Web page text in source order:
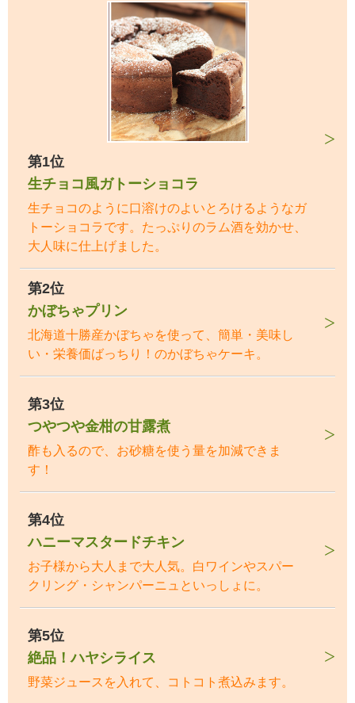
第1位
生チョコ風ガトーショコラ
生チョコのように口溶けのよいとろけるようなガ
トーショコラです。たっぷりのラム酒を効かせ、
大人味に仕上げました。
第2位
かぼちゃプリン
北海道十勝産かぼちゃを使って、簡単・美味し
い・栄養価ばっちり！のかぼちゃケーキ。
第3位
つやつや金柑の甘露煮
酢も入るので、お砂糖を使う量を加減できま
す！
第4位
ハニーマスタードチキン
お子様から大人まで大人気。白ワインやスパー
クリング・シャンパーニュといっしょに。
第5位
絶品！ハヤシライス
野菜ジュースを入れて、コトコト煮込みます。